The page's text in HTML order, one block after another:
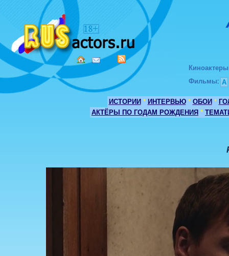
Киноактеры
Фильмы: А
ИСТОРИИ * ИНТЕРВЬЮ * ОБОИ *
АКТЁРЫ ПО ГОДАМ РОЖДЕНИЯ *